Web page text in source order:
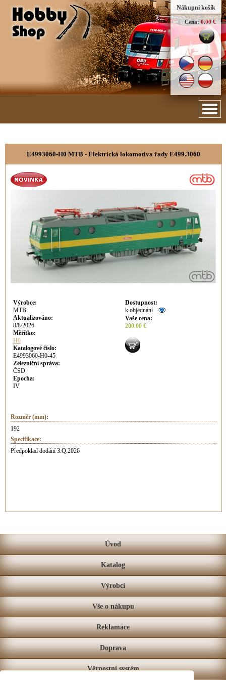
Nákupní košík
Cena: 0.00 €
E4993060-H0 MTB - Elektrická lokomotiva řady E499.3060
Výrobce:
MTB
Aktualizováno:
8/8/2026
Měřítko:
H0
Katalogové číslo:
E4993060-H0-45
Železniční správa:
ČSD
Epocha:
IV
Dostupnost:
k objednání
Vaše cena:
200.00 €
Rozměr (mm):
192
Specifikace:
Předpoklad dodání 3.Q.2026
Úvod
Katalog
Výrobci
Vše o nákupu
Reklamace
Doprava
Věrnostní systém